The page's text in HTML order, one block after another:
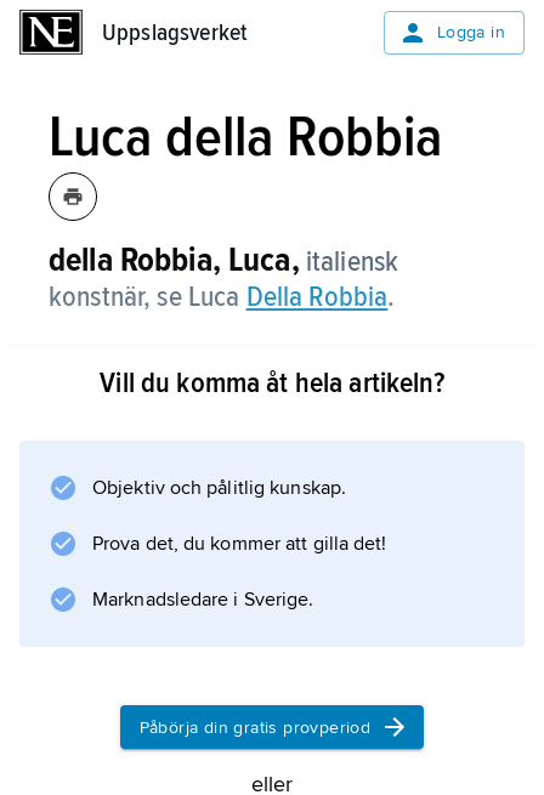
Uppslagsverket Logga in
Luca della Robbia
della Robbia, Luca, italiensk
konstnär, se Luca Della Robbia.
Vill du komma åt hela artikeln?
Objektiv och pålitlig kunskap.
Prova det, du kommer att gilla det!
Marknadsledare i Sverige.
Påbörja din gratis provperiod
eller